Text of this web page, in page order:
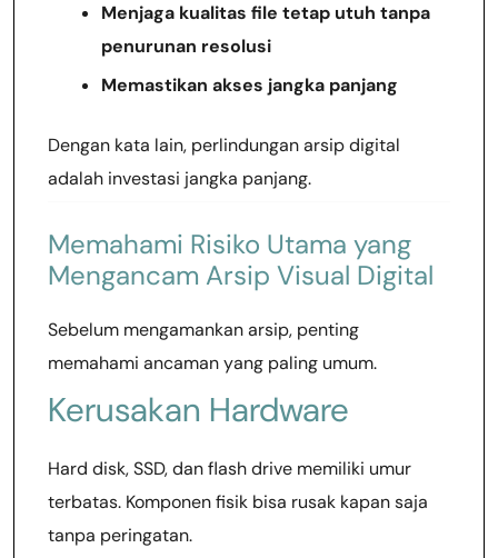
Menjaga kualitas file tetap utuh tanpa
penurunan resolusi
Memastikan akses jangka panjang
Dengan kata lain, perlindungan arsip digital
adalah investasi jangka panjang.
Memahami Risiko Utama yang
Mengancam Arsip Visual Digital
Sebelum mengamankan arsip, penting
memahami ancaman yang paling umum.
Kerusakan Hardware
Hard disk, SSD, dan flash drive memiliki umur
terbatas. Komponen fisik bisa rusak kapan saja
tanpa peringatan.